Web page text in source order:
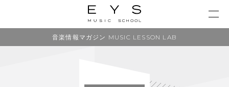
音楽情報マガジン MUSIC LESSON LAB